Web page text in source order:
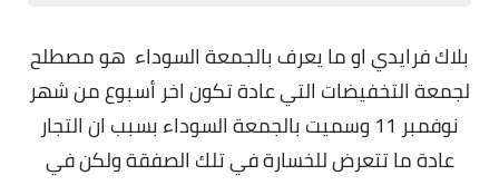
بلاك فرايدي او ما يعرف بالجمعة السوداء هو مصطلح
لجمعة التخفيضات التي عادة تكون اخر أسبوع من شهر
نوفمبر 11 وسميت بالجمعة السوداء بسبب ان التجار
عادة ما تتعرض للخسارة في تلك الصفقة ولكن في